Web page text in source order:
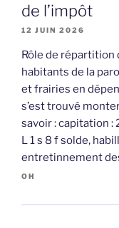
de l’impôt
12 JUIN 2026
Rôle de répartition
habitants de la
et frairies en
s’est trouvé
savoir : capitation :
L 1 s 8 f solde,
entretinnement
OH